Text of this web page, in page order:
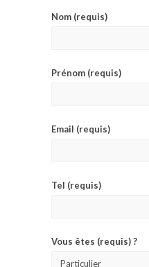
Nom (requis)
Prénom (requis)
Email (requis)
Tel (requis)
Vous êtes (requis) ?